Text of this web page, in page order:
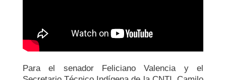
Para el senador Feliciano Valencia y el